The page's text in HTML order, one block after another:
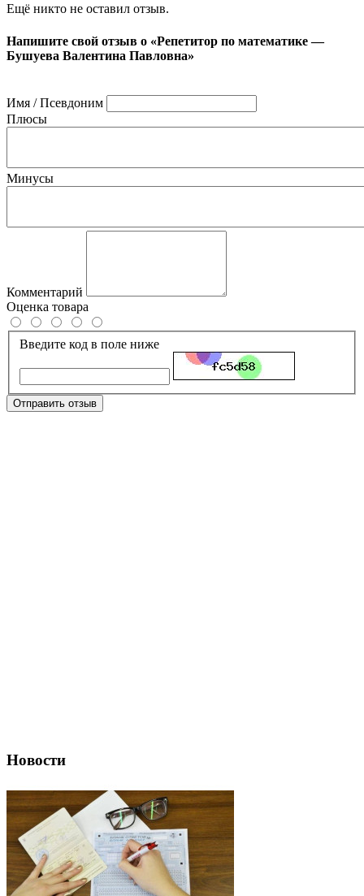
Ещё никто не оставил отзыв.
Напишите свой отзыв о «Репетитор по математике —
Бушуева Валентина Павловна»
Имя / Псевдоним
Плюсы
Минусы
Комментарий
Оценка товара
Введите код в поле ниже
Отправить отзыв
Новости